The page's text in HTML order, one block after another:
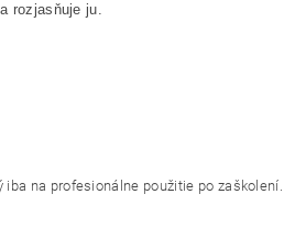
rozjasňuje ju.
iba na profesionálne použitie po zaškolení.